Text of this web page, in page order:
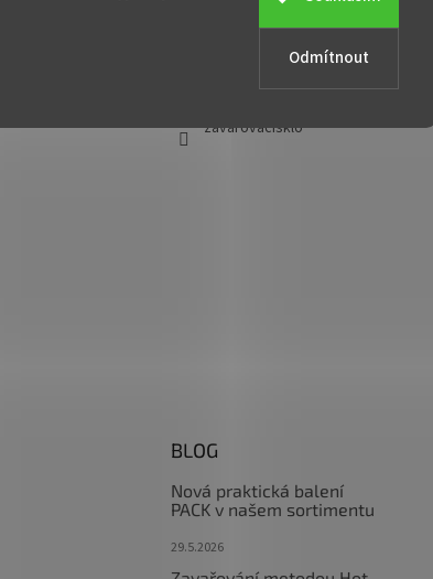
Odmítnout
zavarovacisklo.cz
m/zavarovacisklo
zavarovacisklo
BLOG
Nová praktická balení
PACK v našem sortimentu
29.5.2026